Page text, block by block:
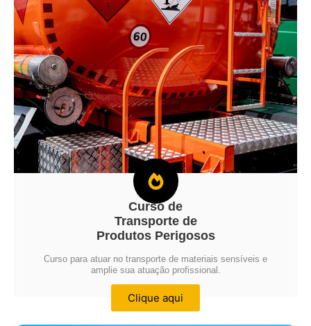
Curso de
Transporte de
Produtos Perigosos
Curso para atuar no transporte de materiais sensíveis e
amplie sua atuação profissional.
Clique aqui